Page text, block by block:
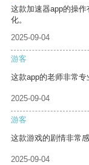
这款加速器app的操
化。
2025-09-04
游客
这款app的老师非常专
2025-09-04
游客
这款游戏的剧情非常
2025-09-04